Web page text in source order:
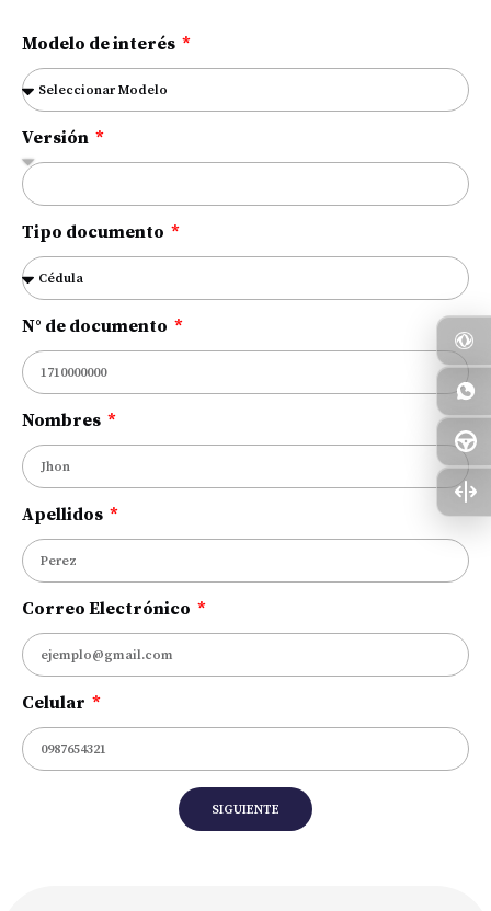
Modelo de interés
Versión
Tipo documento
N° de documento
Nombres
Apellidos
Correo Electrónico
Celular
SIGUIENTE